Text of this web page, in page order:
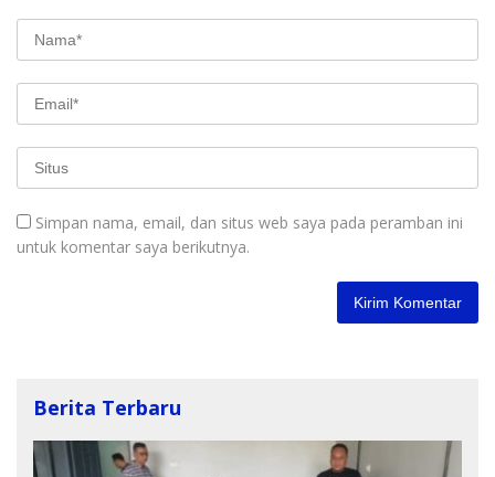
Simpan nama, email, dan situs web saya pada peramban ini
untuk komentar saya berikutnya.
Berita Terbaru